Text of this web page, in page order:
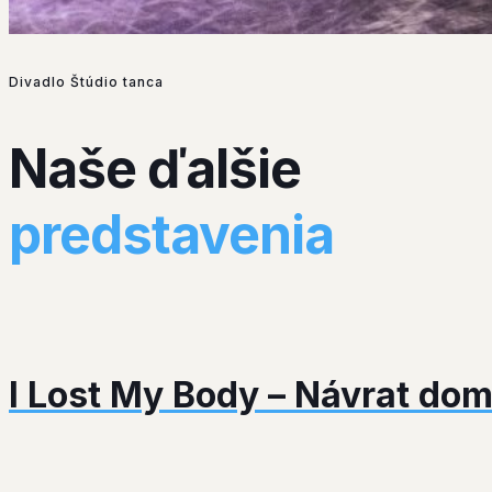
Divadlo Štúdio tanca
Naše ďalšie
predstavenia
I Lost My Body – Návrat